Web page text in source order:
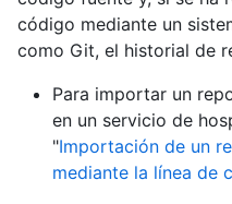
código mediante un
como Git, el historial de
Para importar un
en un servicio de
"Importación de un
mediante la línea de